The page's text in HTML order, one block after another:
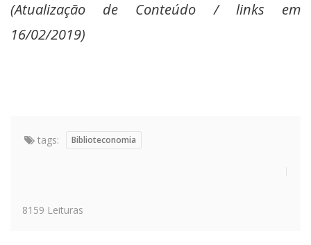
(Atualização de Conteúdo / links em
16/02/2019)
tags: Biblioteconomia
8159 Leituras